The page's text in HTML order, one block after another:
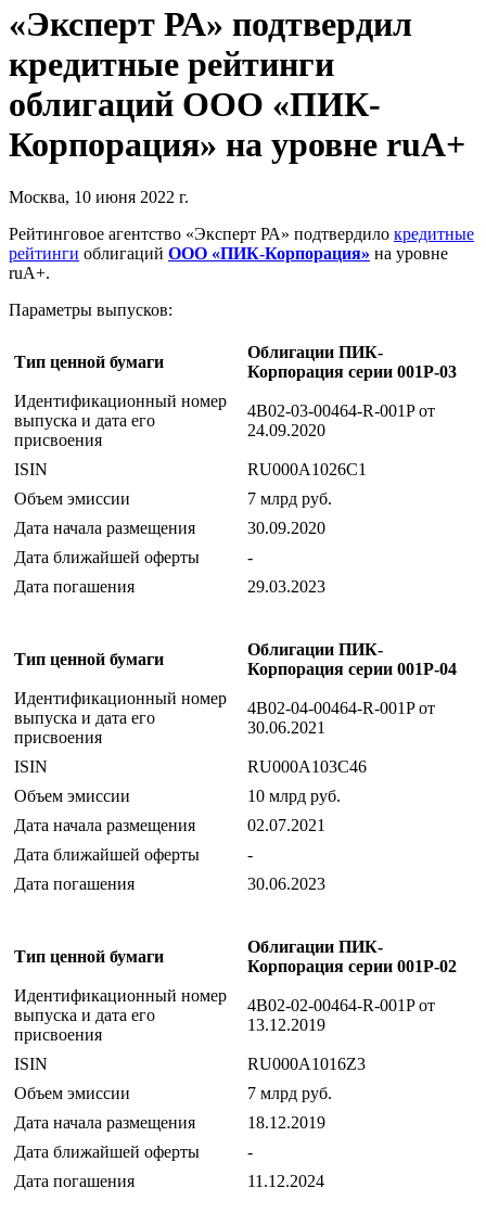
«Эксперт РА» подтвердил
кредитные рейтинги
облигаций ООО «ПИК-
Корпорация» на уровне ruA+
Москва, 10 июня 2022 г.
Рейтинговое агентство «Эксперт РА» подтвердило кредитные
рейтинги облигаций ООО «ПИК-Корпорация» на уровне
ruA+.
Параметры выпусков:
Тип ценной бумаги
Облигации ПИК-
Корпорация серии 001Р-03
Идентификационный номер
выпуска и дата его
присвоения
4B02-03-00464-R-001P от
24.09.2020
ISIN
RU000A1026C1
Объем эмиссии
7 млрд руб.
Дата начала размещения
30.09.2020
Дата ближайшей оферты
-
Дата погашения
29.03.2023
Тип ценной бумаги
Облигации ПИК-
Корпорация серии 001Р-04
Идентификационный номер
выпуска и дата его
присвоения
4B02-04-00464-R-001P от
30.06.2021
ISIN
RU000A103C46
Объем эмиссии
10 млрд руб.
Дата начала размещения
02.07.2021
Дата ближайшей оферты
-
Дата погашения
30.06.2023
Тип ценной бумаги
Облигации ПИК-
Корпорация серии 001P-02
Идентификационный номер
выпуска и дата его
присвоения
4B02-02-00464-R-001P от
13.12.2019
ISIN
RU000A1016Z3
Объем эмиссии
7 млрд руб.
Дата начала размещения
18.12.2019
Дата ближайшей оферты
-
Дата погашения
11.12.2024